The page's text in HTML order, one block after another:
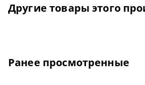
Другие товары этого
Ранее просмотренные